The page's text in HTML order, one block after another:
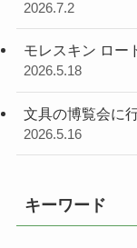
2026.7.2
モレスキン ロー
2026.5.18
文具の博覧会に
2026.5.16
キーワード